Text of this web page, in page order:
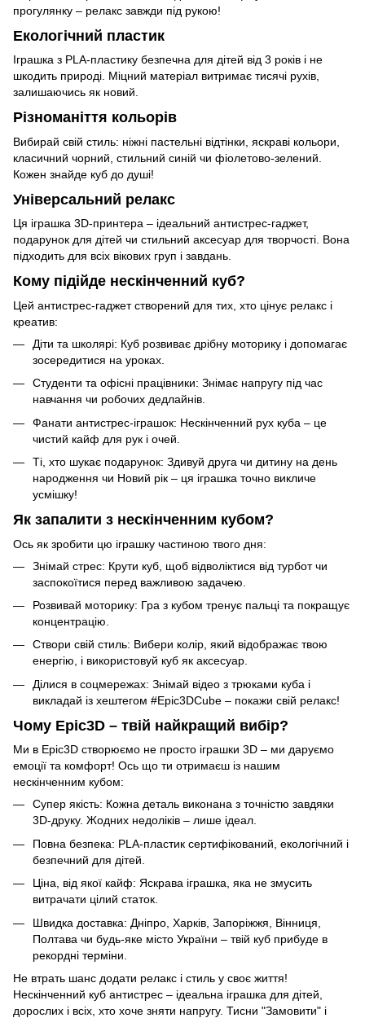
прогулянку – релакс завжди під рукою!
Екологічний пластик
Іграшка з PLA-пластику безпечна для дітей від 3 років і не
шкодить природі. Міцний матеріал витримає тисячі рухів,
залишаючись як новий.
Різноманіття кольорів
Вибирай свій стиль: ніжні пастельні відтінки, яскраві кольори,
класичний чорний, стильний синій чи фіолетово-зелений.
Кожен знайде куб до душі!
Універсальний релакс
Ця іграшка 3D-принтера – ідеальний антистрес-гаджет,
подарунок для дітей чи стильний аксесуар для творчості. Вона
підходить для всіх вікових груп і завдань.
Кому підійде нескінченний куб?
Цей антистрес-гаджет створений для тих, хто цінує релакс і
креатив:
Діти та школярі: Куб розвиває дрібну моторику і допомагає
зосередитися на уроках.
Студенти та офісні працівники: Знімає напругу під час
навчання чи робочих дедлайнів.
Фанати антистрес-іграшок: Нескінченний рух куба – це
чистий кайф для рук і очей.
Ті, хто шукає подарунок: Здивуй друга чи дитину на день
народження чи Новий рік – ця іграшка точно викличе
усмішку!
Як запалити з нескінченним кубом?
Ось як зробити цю іграшку частиною твого дня:
Знімай стрес: Крути куб, щоб відволіктися від турбот чи
заспокоїтися перед важливою задачею.
Розвивай моторику: Гра з кубом тренує пальці та покращує
концентрацію.
Створи свій стиль: Вибери колір, який відображає твою
енергію, і використовуй куб як аксесуар.
Ділися в соцмережах: Знімай відео з трюками куба і
викладай із хештегом #Epic3DCube – покажи свій релакс!
Чому Epic3D – твій найкращий вибір?
Ми в Epic3D створюємо не просто іграшки 3D – ми даруємо
емоції та комфорт! Ось що ти отримаєш із нашим
нескінченним кубом:
Супер якість: Кожна деталь виконана з точністю завдяки
3D-друку. Жодних недоліків – лише ідеал.
Повна безпека: PLA-пластик сертифікований, екологічний і
безпечний для дітей.
Ціна, від якої кайф: Яскрава іграшка, яка не змусить
витрачати цілий статок.
Швидка доставка: Дніпро, Харків, Запоріжжя, Вінниця,
Полтава чи будь-яке місто України – твій куб прибуде в
рекордні терміни.
Не втрать шанс додати релакс і стиль у своє життя!
Нескінченний куб антистрес – ідеальна іграшка для дітей,
дорослих і всіх, хто хоче зняти напругу. Тисни "Замовити" і